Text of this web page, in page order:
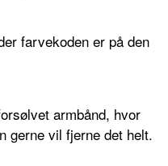
farvekoden er på den
armbånd, hvor
gerne vil fjerne det helt.